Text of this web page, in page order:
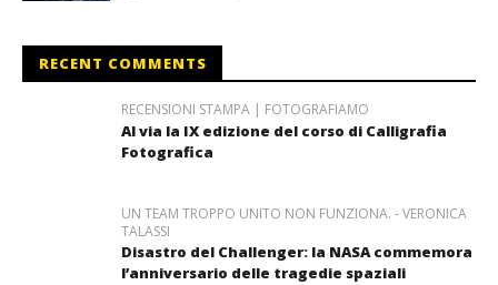
RECENT COMMENTS
RECENSIONI STAMPA | FOTOGRAFIAMO
Al via la IX edizione del corso di Calligrafia
Fotografica
UN TEAM TROPPO UNITO NON FUNZIONA. - VERONICA
TALASSI
Disastro del Challenger: la NASA commemora
l’anniversario delle tragedie spaziali